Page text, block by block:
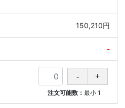
150,210円
-
注文可能数：最小 1